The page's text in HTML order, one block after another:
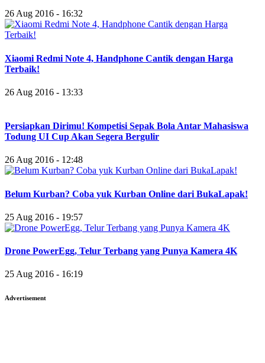
26 Aug 2016 - 16:32
Xiaomi Redmi Note 4, Handphone Cantik dengan Harga
Terbaik!
26 Aug 2016 - 13:33
Persiapkan Dirimu! Kompetisi Sepak Bola Antar Mahasiswa
Todung UI Cup Akan Segera Bergulir
26 Aug 2016 - 12:48
Belum Kurban? Coba yuk Kurban Online dari BukaLapak!
25 Aug 2016 - 19:57
Drone PowerEgg, Telur Terbang yang Punya Kamera 4K
25 Aug 2016 - 16:19
Advertisement